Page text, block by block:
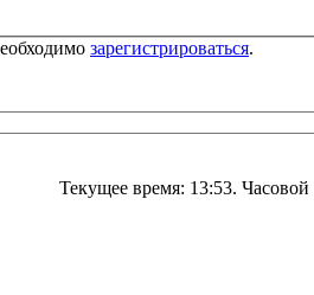
зарегистрироваться.
Текущее время: 13:53.